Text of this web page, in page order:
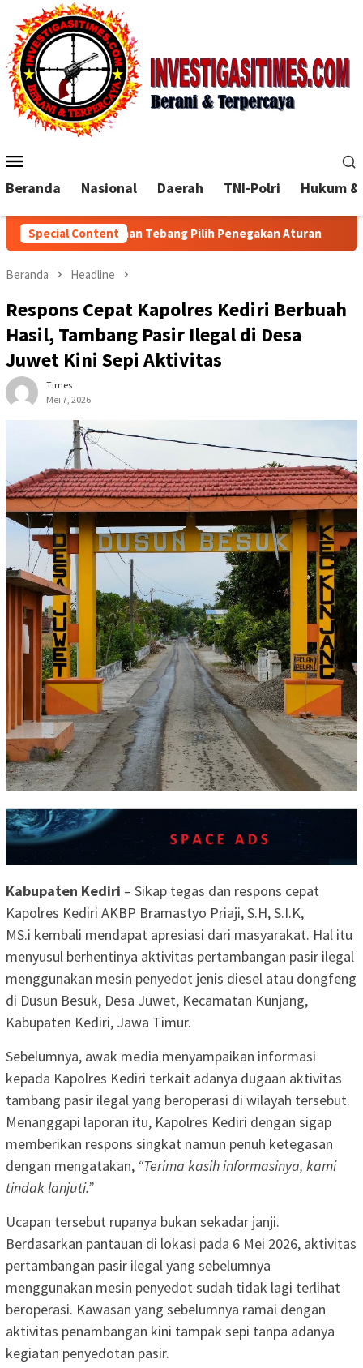
Loncat
konten
Mobile
Beranda Nasional Daerah TNI-Polri Hukum
Special Content
Dugaan Tebang Pilih Penegakan Aturan Polisi
Beranda Headline
Respons Cepat Kapolres Kediri Berbuah
Hasil, Tambang Pasir Ilegal di Desa
Juwet Kini Sepi Aktivitas
Times
Mei 7, 2026
Kabupaten Kediri – Sikap tegas dan respons cepat
Kapolres Kediri AKBP Bramastyo Priaji, S.H, S.I.K,
MS.i kembali mendapat apresiasi dari masyarakat. Hal itu
menyusul berhentinya aktivitas pertambangan pasir ilegal
menggunakan mesin penyedot jenis diesel atau dongfeng
di Dusun Besuk, Desa Juwet, Kecamatan Kunjang,
Kabupaten Kediri, Jawa Timur.
Sebelumnya, awak media menyampaikan informasi
kepada Kapolres Kediri terkait adanya dugaan aktivitas
tambang pasir ilegal yang beroperasi di wilayah tersebut.
Menanggapi laporan itu, Kapolres Kediri dengan sigap
memberikan respons singkat namun penuh ketegasan
dengan mengatakan, “Terima kasih informasinya, kami
tindak lanjuti.”
Ucapan tersebut rupanya bukan sekadar janji.
Berdasarkan pantauan di lokasi pada 6 Mei 2026, aktivitas
pertambangan pasir ilegal yang sebelumnya
menggunakan mesin penyedot sudah tidak lagi terlihat
beroperasi. Kawasan yang sebelumnya ramai dengan
aktivitas penambangan kini tampak sepi tanpa adanya
kegiatan penyedotan pasir.